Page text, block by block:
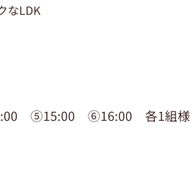
なLDK
⑤15:00 ⑥16:00 各1組様